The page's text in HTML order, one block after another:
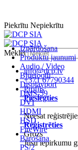
Piekrītu Nepiekrītu
Izpārdošana
Produktu jaunumi
Audio / Video
Bluetooth
Displayport
DMS-59
DVI
HDMI
HSD
FireWire
Barošana
PS/2
Meklēt
info@dcp.lv
+371 67790344
Profils
Pieslēgties
Neesat
Reģistrēties
Grozs
Jūsu iepirkumu